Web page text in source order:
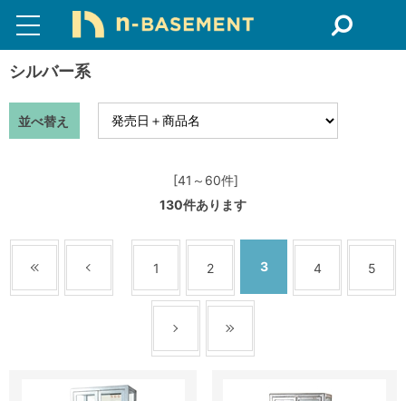
シルバー系
並べ替え
[41～60件]
130件あります
1 2 3 4 5